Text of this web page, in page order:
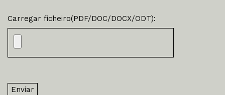
Carregar ficheiro(PDF/DOC/DOCX/ODT):
Enviar